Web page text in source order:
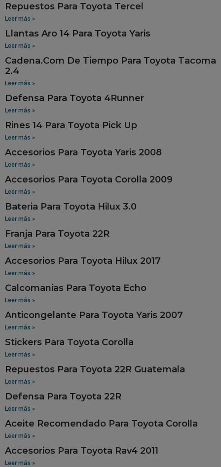
Repuestos Para Toyota Tercel
Leer más »
Llantas Aro 14 Para Toyota Yaris
Leer más »
Cadena.Com De Tiempo Para Toyota Tacoma
2.4
Leer más »
Defensa Para Toyota 4Runner
Leer más »
Rines 14 Para Toyota Pick Up
Leer más »
Accesorios Para Toyota Yaris 2008
Leer más »
Accesorios Para Toyota Corolla 2009
Leer más »
Bateria Para Toyota Hilux 3.0
Leer más »
Franja Para Toyota 22R
Leer más »
Accesorios Para Toyota Hilux 2017
Leer más »
Calcomanias Para Toyota Echo
Leer más »
Anticongelante Para Toyota Yaris 2007
Leer más »
Stickers Para Toyota Corolla
Leer más »
Repuestos Para Toyota 22R Guatemala
Leer más »
Defensa Para Toyota 22R
Leer más »
Aceite Recomendado Para Toyota Corolla
Leer más »
Accesorios Para Toyota Rav4 2011
Leer más »